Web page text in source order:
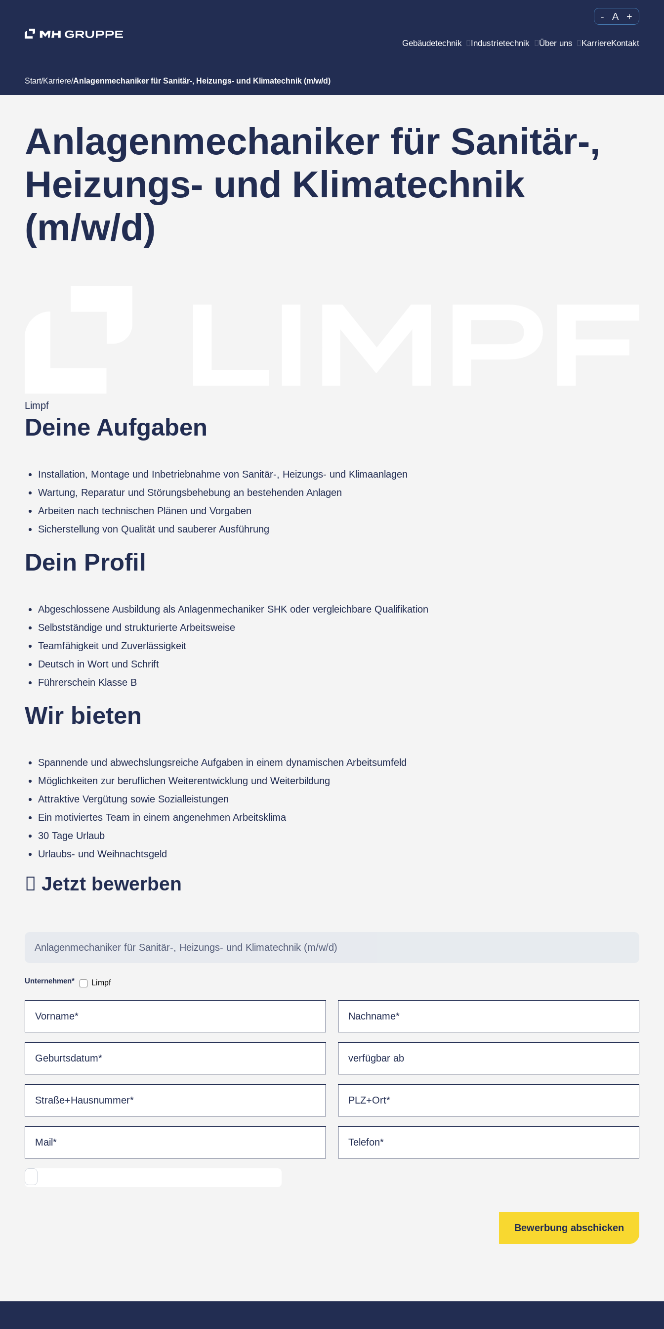
- A +
Gebäudetechnik Industrietechnik Über uns KarriereKontakt
Start/Karriere/Anlagenmechaniker für Sanitär-, Heizungs- und Klimatechnik (m/w/d)
Anlagenmechaniker für Sanitär-,
Heizungs- und Klimatechnik
(m/w/d)
Limpf
Deine Aufgaben
Installation, Montage und Inbetriebnahme von Sanitär-, Heizungs- und Klimaanlagen
Wartung, Reparatur und Störungsbehebung an bestehenden Anlagen
Arbeiten nach technischen Plänen und Vorgaben
Sicherstellung von Qualität und sauberer Ausführung
Dein Profil
Abgeschlossene Ausbildung als Anlagenmechaniker SHK oder vergleichbare Qualifikation
Selbstständige und strukturierte Arbeitsweise
Teamfähigkeit und Zuverlässigkeit
Deutsch in Wort und Schrift
Führerschein Klasse B
Wir bieten
Spannende und abwechslungsreiche Aufgaben in einem dynamischen Arbeitsumfeld
Möglichkeiten zur beruflichen Weiterentwicklung und Weiterbildung
Attraktive Vergütung sowie Sozialleistungen
Ein motiviertes Team in einem angenehmen Arbeitsklima
30 Tage Urlaub
Urlaubs- und Weihnachtsgeld
Jetzt bewerben
Unternehmen* Limpf
Bewerbung abschicken